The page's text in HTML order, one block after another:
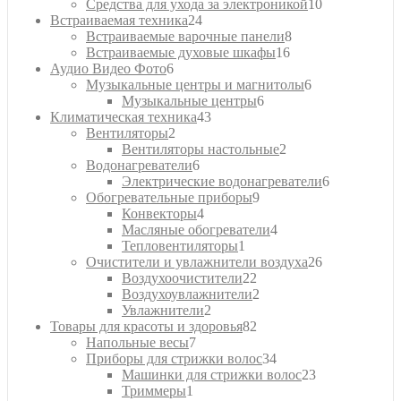
Средства для ухода за электроникой10
Встраиваемая техника2424
товара
Встраиваемые варочные панели88
Встраиваемые духовые шкафы1616
Аудио Видео Фото66
товаров
Музыкальные центры и магнитолы66
Музыкальные центры66
Климатическая техника4343
Вентиляторы2
товара
Вентиляторы настольные2
Водонагреватели66
товаров
Электрические водонагреватели66
Обогревательные приборы99
Конвекторы44
товара
Масляные обогреватели44
Тепловентиляторы1
товар
Очистители и увлажнители воздуха2626
Воздухоочистители22
товара
Воздухоувлажнители2
Увлажнители2
товара
Товары для красоты и здоровья82
Напольные весы77
товаров
Приборы для стрижки волос3434
товара
Машинки для стрижки волос2323
Триммеры1